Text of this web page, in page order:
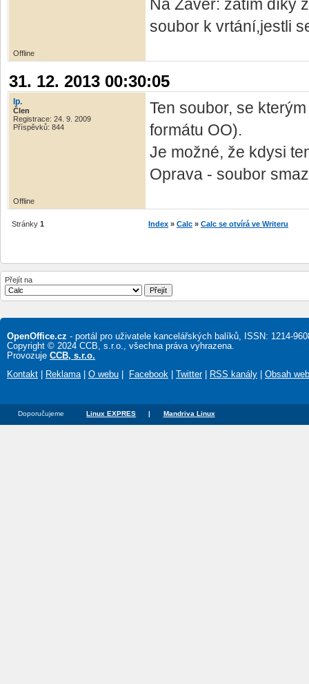
Na Závěr: zatím díky
soubor k vrtání,jestli
Offline
31. 12. 2013 00:30:05
lp.
Člen
Registrace: 24. 9. 2009
Příspěvků: 844
Ten soubor, se
formátu OO).
Je možné, že kdysi
Oprava - soubor
Offline
Stránky 1 Index » Calc » Calc se otvírá ve Writeru
Přejít na
OpenOffice.cz - portál pro uživatele kancelářských balíků, ISSN: 1214-
Copyright © 2024 CCB, s.r.o., všechna práva vyhrazena.
Provozuje CCB, s.r.o.
Kontakt
Reklama| O webu Facebook Twitter| RSS kanály Obsah
Doporučujeme Linux EXPRES Mandriva Linux